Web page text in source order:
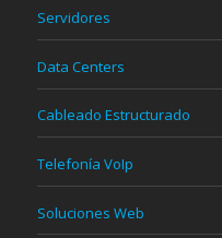
Servidores
Data Centers
Cableado Estructurado
Telefonía VoIp
Soluciones Web